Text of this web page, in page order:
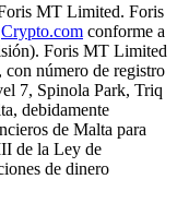
MT Limited. Foris
Crypto.com conforme a
Foris MT Limited
con número de registro
7, Spinola Park, Triq
debidamente
de Malta para
de la Ley de
de dinero